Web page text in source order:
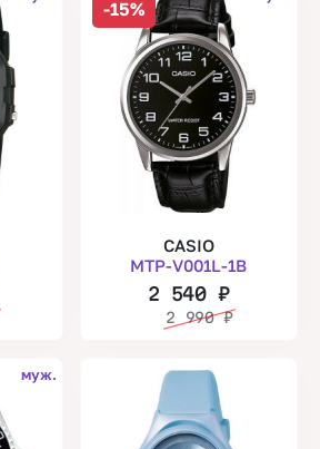
-15%
CASIO
MTP-V001L-1B
2 540₽
2 990₽
муж.